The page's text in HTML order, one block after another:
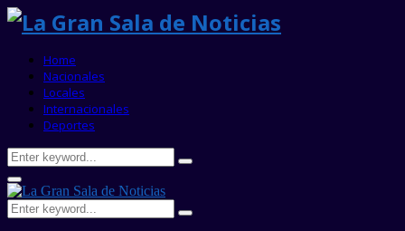
Home
Nacionales
Locales
Internacionales
Deportes
Search
for:
Search
Primary
Menu
Search
for:
Search